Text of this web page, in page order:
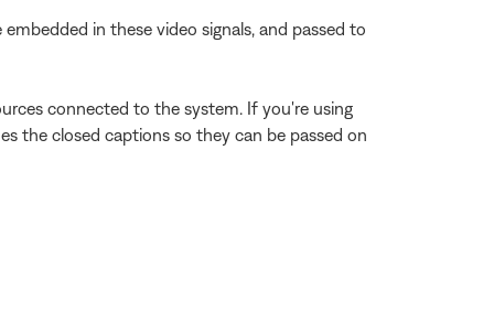
in these video signals, and passed to
connected to the system. If you're using
the closed captions so they can be passed on